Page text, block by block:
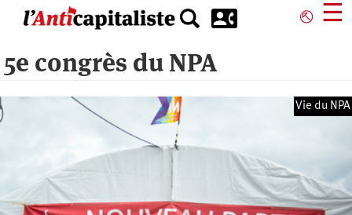
principal
⎋ ☰
5e congrès du NPA
Vie du NPA